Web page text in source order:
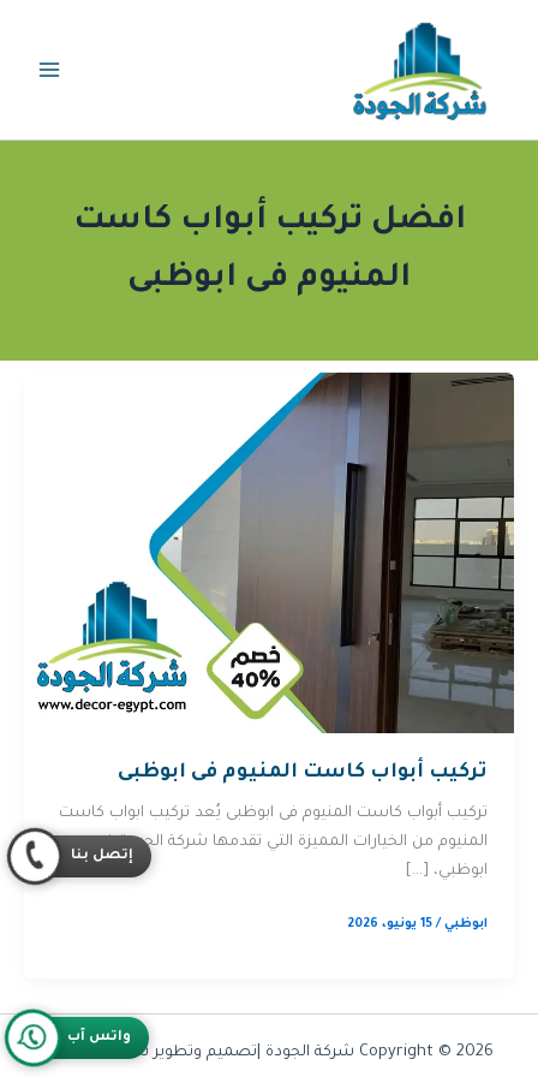
افضل تركيب أبواب كاست
المنيوم فى ابوظبى
تركيب أبواب كاست المنيوم فى ابوظبى
تركيب أبواب كاست المنيوم فى ابوظبى يُعد تركيب ابواب كاست
المنيوم من الخيارات المميزة التي تقدمها شركة الجودة في
ابوظبي، […]
ابوظبي/15 يونيو، 2026
Copyright © 2026 شركة الجودة |تصميم وتطوير شركة Olymoo
واتس آب
إتصل بنا